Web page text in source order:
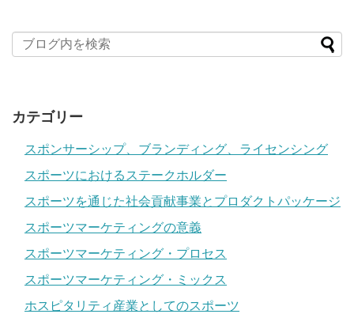
カテゴリー
スポンサーシップ、ブランディング、ライセンシング
スポーツにおけるステークホルダー
スポーツを通じた社会貢献事業とプロダクトパッケージ
スポーツマーケティングの意義
スポーツマーケティング・プロセス
スポーツマーケティング・ミックス
ホスピタリティ産業としてのスポーツ